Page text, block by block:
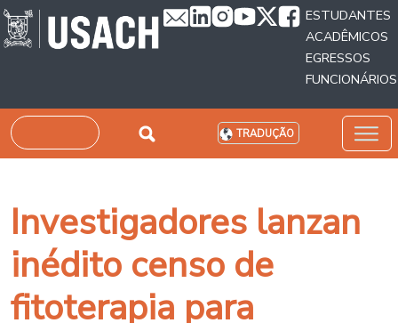
Passar para o conteúdo principal
ESTUDANTES
ACADÊMICOS
EGRESSOS
FUNCIONÁRIOS
Pesquisar TRADUÇÃO
Investigadores lanzan
inédito censo de
fitoterapia para